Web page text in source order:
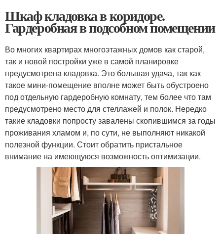
Шкаф кладовка в коридоре.
Гардеробная в подсобном помещении
Во многих квартирах многоэтажных домов как старой,
так и новой постройки уже в самой планировке
предусмотрена кладовка. Это большая удача, так как
такое мини-помещение вполне может быть обустроено
под отдельную гардеробную комнату, тем более что там
предусмотрено место для стеллажей и полок. Нередко
такие кладовки попросту завалены скопившимся за годы
проживания хламом и, по сути, не выполняют никакой
полезной функции. Стоит обратить пристальное
внимание на имеющуюся возможность оптимизации.